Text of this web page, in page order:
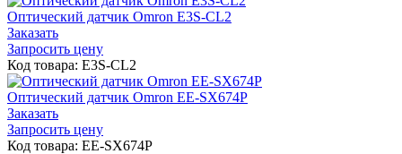
Оптический датчик Omron E3S-CL2
Заказать
Запросить цену
Код товара: E3S-CL2
Оптический датчик Omron EE-SX674P
Заказать
Запросить цену
Код товара: EE-SX674P